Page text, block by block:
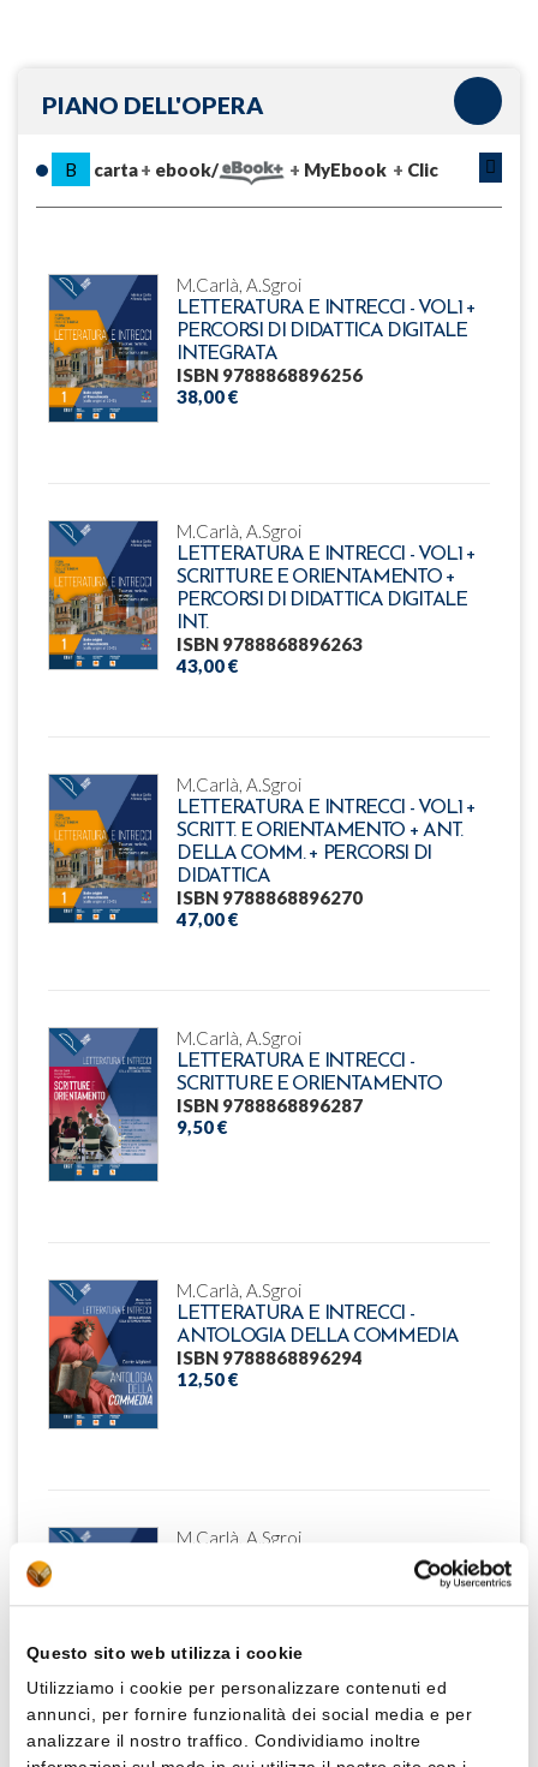
Questo sito web utilizza i cookie
Utilizziamo i cookie per personalizzare contenuti ed
annunci, per fornire funzionalità dei social media e per
analizzare il nostro traffico. Condividiamo inoltre
PIANO DELL'OPERA
B carta ebook/ MyEbook Clic
M.Carlà, A.Sgroi
LETTERATURA E INTRECCI - VOL.1 +
PERCORSI DI DIDATTICA DIGITALE
INTEGRATA
ISBN 9788868896256
38,00 €
M.Carlà, A.Sgroi
LETTERATURA E INTRECCI - VOL.1 +
SCRITTURE E ORIENTAMENTO +
PERCORSI DI DIDATTICA DIGITALE
INT.
ISBN 9788868896263
43,00 €
M.Carlà, A.Sgroi
LETTERATURA E INTRECCI - VOL.1 +
SCRITT. E ORIENTAMENTO + ANT.
DELLA COMM. + PERCORSI DI
DIDATTICA
ISBN 9788868896270
47,00 €
M.Carlà, A.Sgroi
LETTERATURA E INTRECCI -
SCRITTURE E ORIENTAMENTO
ISBN 9788868896287
9,50 €
M.Carlà, A.Sgroi
LETTERATURA E INTRECCI -
ANTOLOGIA DELLA COMMEDIA
ISBN 9788868896294
12,50 €
M.Carlà, A.Sgroi
LETTERATURA E INTRECCI - VOL.2
43,00 €